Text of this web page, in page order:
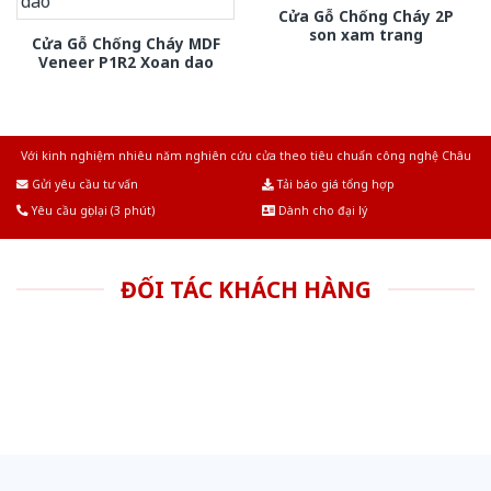
Cửa Gỗ Chống Cháy MDF
Veneer P1R2 Xoan dao
Cửa Gỗ Chống Cháy 2P
son xam trang
Với kinh nghiệm nhiêu năm nghiên cứu cửa theo tiêu chuẩn công nghệ Châu
Gửi yêu cầu tư vấn
Tải báo giá tổng hợp
Yêu cầu gọi lại (3 phút)
Dành cho đại lý
ĐỐI TÁC KHÁCH HÀNG